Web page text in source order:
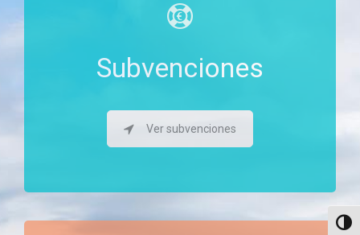
c
Subvenciones
Ver subvenciones